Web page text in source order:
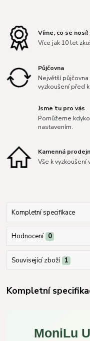
Víme, co se nosí!
Více jak 10 let
Půjčovna
Největší
vyzkoušení před
Jsme tu pro vás
Pomůžeme
nastavením.
Kamenná
Vše k vyzkoušení
Kompletní specifikace
Hodnocení 0
Související zboží 1
Kompletní
MoniLu